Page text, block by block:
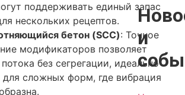
и
поддерживать единый запас
нескольких рецептов.
бетон (SCC): Точное
модификаторов позволяет
без сегрегации, идеально
для сложных форм, где вибрация